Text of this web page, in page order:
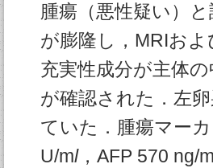
腫瘍（悪性疑い）
が膨隆し，MRIお
充実性成分が主体
が確認された．左
ていた．腫瘍マー
U/ml，AFP 570 ng/m